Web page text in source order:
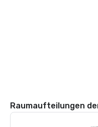
Raumaufteilungen